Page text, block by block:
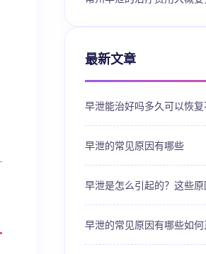
最新文章
早泄能治好吗多久可以恢
早泄的常见原因有哪些
早泄是怎么引起的？这些
早泄的常见原因有哪些如